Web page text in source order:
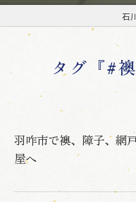
石
タグ『#
羽咋市で襖、障子、網
屋へ